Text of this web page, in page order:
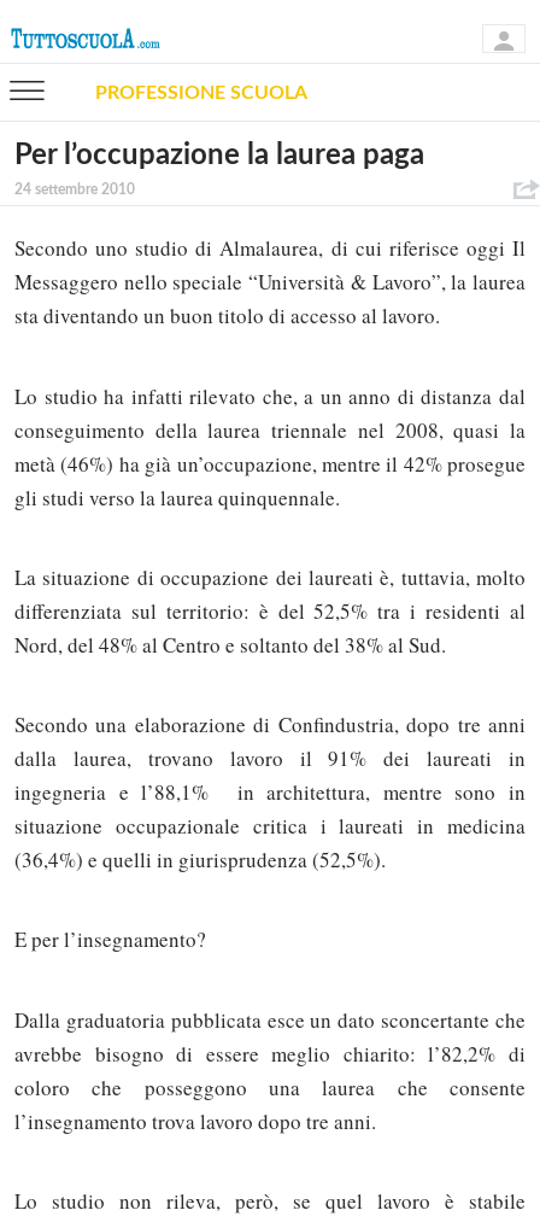
PROFESSIONE SCUOLA
Per l’occupazione la laurea paga
24 settembre 2010
Secondo uno studio di Almalaurea, di cui riferisce oggi Il
Messaggero nello speciale “Università & Lavoro”, la laurea
sta diventando un buon titolo di accesso al lavoro.
Lo studio ha infatti rilevato che, a un anno di distanza dal
conseguimento della laurea triennale nel 2008, quasi la
metà (46%) ha già un’occupazione, mentre il 42% prosegue
gli studi verso la laurea quinquennale.
La situazione di occupazione dei laureati è, tuttavia, molto
differenziata sul territorio: è del 52,5% tra i residenti al
Nord, del 48% al Centro e soltanto del 38% al Sud.
Secondo una elaborazione di Confindustria, dopo tre anni
dalla laurea, trovano lavoro il 91% dei laureati in
ingegneria e l’88,1% in architettura, mentre sono in
situazione occupazionale critica i laureati in medicina
(36,4%) e quelli in giurisprudenza (52,5%).
E per l’insegnamento?
Dalla graduatoria pubblicata esce un dato sconcertante che
avrebbe bisogno di essere meglio chiarito: l’82,2% di
coloro che posseggono una laurea che consente
l’insegnamento trova lavoro dopo tre anni.
Lo studio non rileva, però, se quel lavoro è stabile
commentare!